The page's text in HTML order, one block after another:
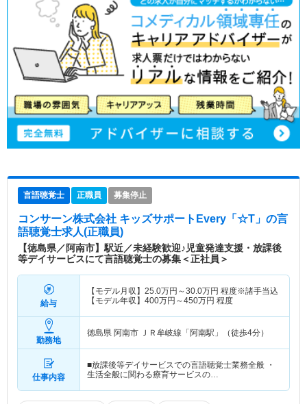
言語聴覚士 正職員 募集停止
コンサーン株式会社 キッズサポートEvery「☆T」 の言
語聴覚士求人(正職員)
【徳島県／阿南市】駅近／未経験歓迎♪児童発達支援・放課後
等デイサービスにて言語聴覚士の募集＜正社員＞
給与
【モデル月収】 25.0万円～30.0万円 程度※諸手当込
【モデル年収】 400万円～450万円 程度
勤務地
徳島県 阿南市 ＪＲ牟岐線「阿南駅」（徒歩4分）
仕事内容
■放課後等デイサービスでの言語聴覚士業務全般 ・
生活全般に関わる療育サービスの…